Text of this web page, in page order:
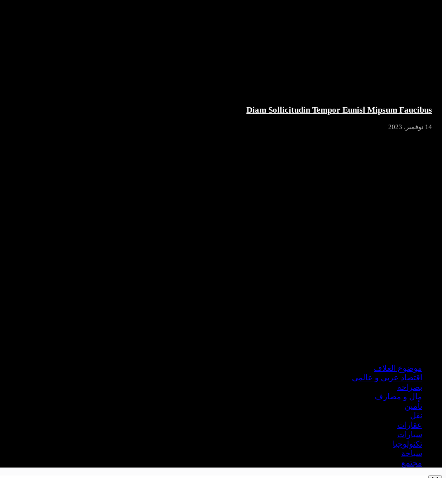
Diam Sollicitudin Tempor Eunisl Mipsum Faucibus
14 نوفمبر، 2023
موضوع الغلاف
اقتصاد عربي و عالمي
بصراحة
مال و مصارف
تأمين
نقل
عقارات
سيارات
تكنولوجيا
سياحة
مجتمع